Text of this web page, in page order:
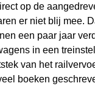
op de
er niet blij mee.
een paar jaar
in een
van het
boeken